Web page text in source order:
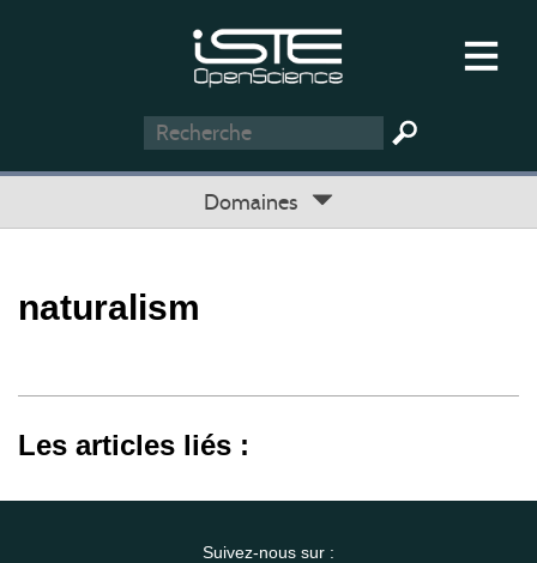
Domaines
naturalism
Les articles liés :
Suivez-nous sur :